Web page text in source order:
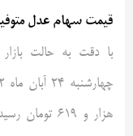
قیمت سهام عدل
با دقت به حالت